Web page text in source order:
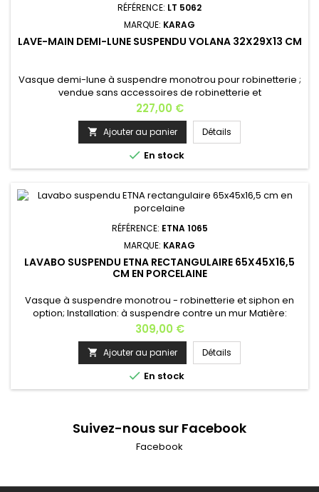
RÉFÉRENCE: LT 5062
MARQUE: KARAG
LAVE-MAIN DEMI-LUNE SUSPENDU VOLANA 32X29X13 CM
Vasque demi-lune à suspendre monotrou pour robinetterie ;
vendue sans accessoires de robinetterie et
siphon; Installation: contre un mur et à suspendre; Matière:
céramique Couleur: blanc Hauteur: 13 cm Largeur: 32
cm Profondeur: 29 cm Poids : 12 kg Fabrication européenne.
Prix
227,00 €
 Ajouter au panier Détails
 En stock
RÉFÉRENCE: ETNA 1065
MARQUE: KARAG
LAVABO SUSPENDU ETNA RECTANGULAIRE 65X45X16,5
CM EN PORCELAINE
Vasque à suspendre monotrou - robinetterie et siphon en
option; Installation: à suspendre contre un mur Matière:
porcelaine Couleur: blanc Hauteur: 16,5 cm Largeur: 65
cm Profondeur: 45 cm Poids: 16 kg Fabrication européenne.
Prix
309,00 €
 Ajouter au panier Détails
 En stock
Suivez-nous sur Facebook
Facebook